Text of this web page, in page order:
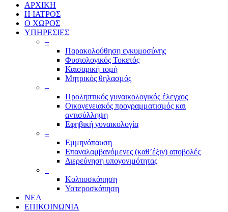
ΑΡΧΙΚΗ
Η ΙΑΤΡΟΣ
Ο ΧΩΡΟΣ
ΥΠΗΡΕΣΙΕΣ
–
Παρακολούθηση εγκυμοσύνης
Φυσιολογικός Τοκετός
Καισαρική τομή
Μητρικός θηλασμός
–
Προληπτικός γυναικολογικός έλεγχος
Οικογενειακός προγραμματισμός και
αντισύλληψη
Εφηβική γυναικολογία
–
Εμμηνόπαυση
Επαναλαμβανόμενες (καθ’έξιν) αποβολές
Διερεύνηση υπογονιμότητας
–
Κολποσκόπηση
Υστεροσκόπηση
ΝΕΑ
ΕΠΙΚΟΙΝΩΝΙΑ